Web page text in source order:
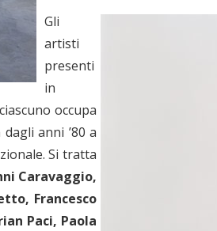
Gli
artisti
presenti
in
occupa
anni ’80 a
Si tratta
Caravaggio,
Francesco
Paci, Paola